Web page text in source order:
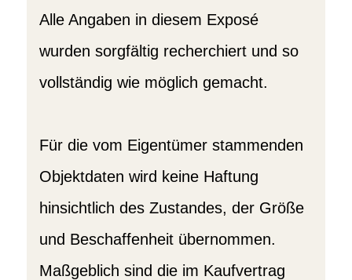
Alle Angaben in diesem Exposé
wurden sorgfältig recherchiert und so
vollständig wie möglich gemacht.
Für die vom Eigentümer stammenden
Objektdaten wird keine Haftung
hinsichtlich des Zustandes, der Größe
und Beschaffenheit übernommen.
Maßgeblich sind die im Kaufvertrag